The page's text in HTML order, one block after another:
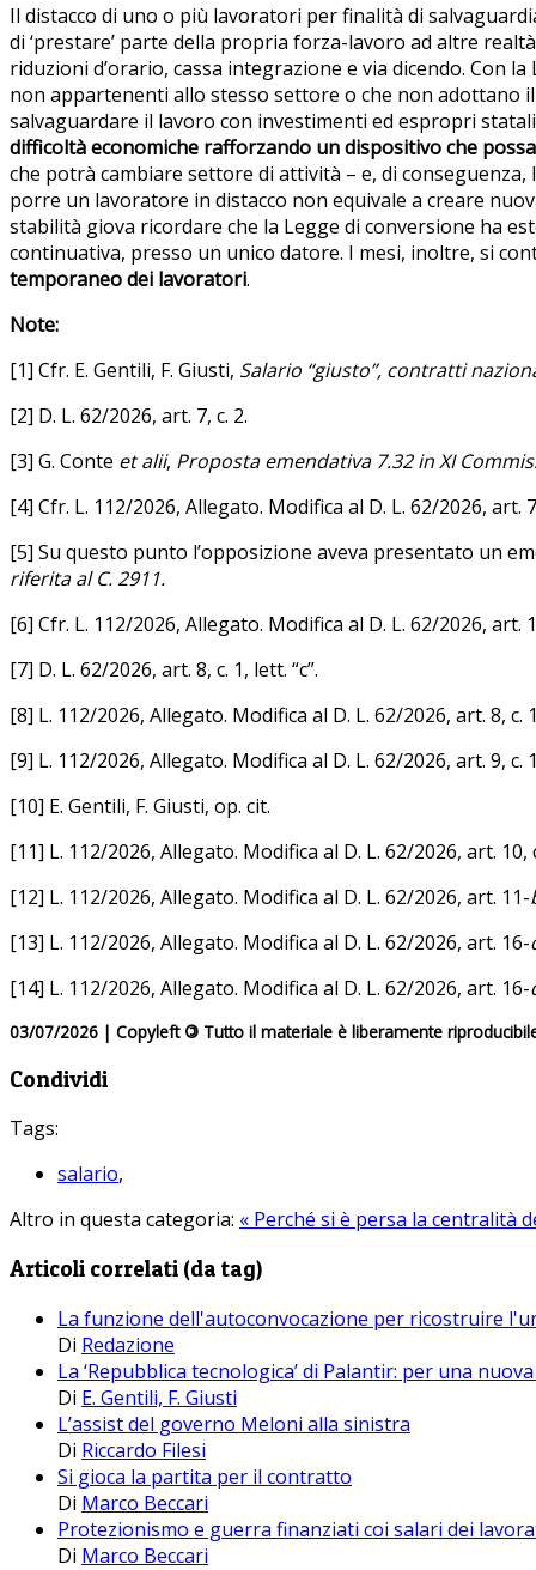
Il distacco di uno o più lavoratori per finalità di
di ‘prestare’ parte della propria forza-lavoro ad altre
riduzioni d’orario, cassa integrazione e via dicendo. Con
non appartenenti allo stesso settore o che non adottano
salvaguardare il lavoro con investimenti ed espropri
difficoltà economiche rafforzando un dispositivo che
che potrà cambiare settore di attività – e, di
porre un lavoratore in distacco non equivale a creare
stabilità giova ricordare che la Legge di conversione ha
continuativa, presso un unico datore. I mesi, inoltre, si
temporaneo dei lavoratori.
Note:
[1] Cfr. E. Gentili, F. Giusti, Salario “giusto”, contratti
[2] D. L. 62/2026, art. 7, c. 2.
[3] G. Conte et alii, Proposta emendativa 7.32 in XI
[4] Cfr. L. 112/2026, Allegato. Modifica al D. L. 62/2026, art.
[5] Su questo punto l’opposizione aveva presentato un
riferita al C. 2911.
[6] Cfr. L. 112/2026, Allegato. Modifica al D. L. 62/2026, art.
[7] D. L. 62/2026, art. 8, c. 1, lett. “c”.
[8] L. 112/2026, Allegato. Modifica al D. L. 62/2026, art. 8, c.
[9] L. 112/2026, Allegato. Modifica al D. L. 62/2026, art. 9, c.
[10] E. Gentili, F. Giusti, op. cit.
[11] L. 112/2026, Allegato. Modifica al D. L. 62/2026, art. 10,
[12] L. 112/2026, Allegato. Modifica al D. L. 62/2026, art. 11-
[13] L. 112/2026, Allegato. Modifica al D. L. 62/2026, art. 16-
[14] L. 112/2026, Allegato. Modifica al D. L. 62/2026, art. 16-
03/07/2026 | Copyleft © Tutto il materiale è liberamente
Condividi
Tags:
salario,
Altro in questa categoria: « Perché si è persa la centralità
Articoli correlati (da tag)
La funzione dell'autoconvocazione per ricostruire
Di Redazione
La ‘Repubblica tecnologica’ di Palantir: per una
Di E. Gentili, F. Giusti
L’assist del governo Meloni alla sinistra
Di Riccardo Filesi
Si gioca la partita per il contratto
Di Marco Beccari
Protezionismo e guerra finanziati coi salari dei
Di Marco Beccari